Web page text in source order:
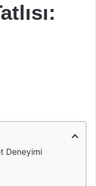
Deneyimi